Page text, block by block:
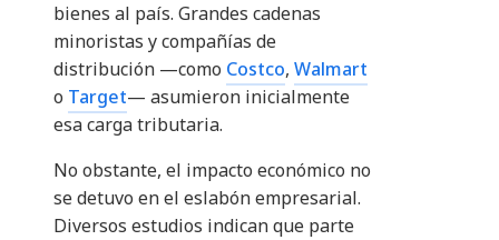
bienes al país. Grandes cadenas
minoristas y compañías de
distribución —como Costco, Walmart
o Target— asumieron inicialmente
esa carga tributaria.
No obstante, el impacto económico no
se detuvo en el eslabón empresarial.
Diversos estudios indican que parte